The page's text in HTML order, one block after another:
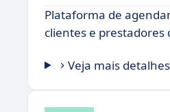
Plataforma de
clientes e prestadores
Veja mais detalhes